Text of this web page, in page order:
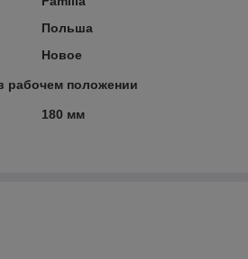
Польша
Новое
рабочем положении
180 мм